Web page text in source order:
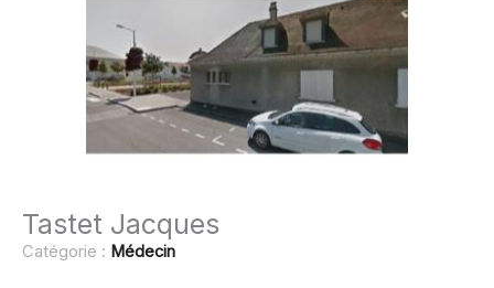
Tastet Jacques
Catégorie : Médecin